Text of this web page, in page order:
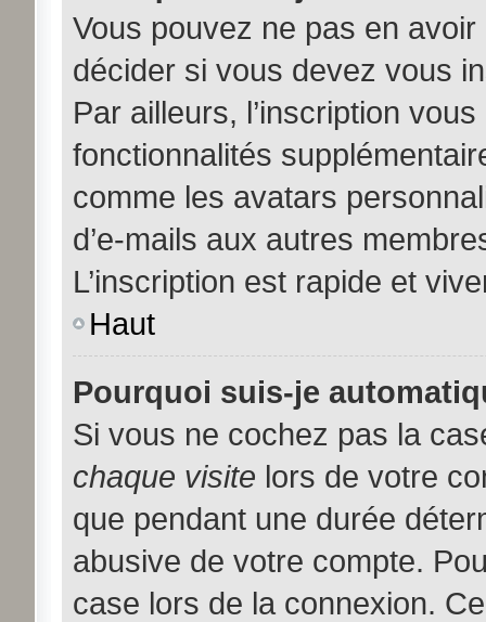
Vous pouvez ne pas en
décider si vous devez vous
Par ailleurs, l’inscription
fonctionnalités
comme les avatars
d’e-mails aux autres
L’inscription est rapide et
Haut
Pourquoi suis-je
Si vous ne cochez pas la
chaque visite lors de votre
que pendant une durée
abusive de votre compte.
case lors de la connexion.